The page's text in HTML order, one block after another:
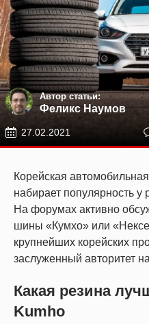
Автор статьи:
Феликс Наумов
27.02.2021
Корейская
набирает популярность у
На форумах активно
шины «Кумхо» или
крупнейших корейских
заслуженный авторитет
Какая резина
Kumho